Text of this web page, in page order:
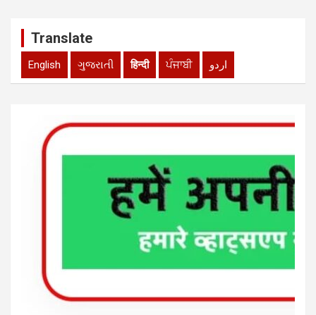
Translate
English ગુજરાતી हिन्दी ਪੰਜਾਬੀ اردو